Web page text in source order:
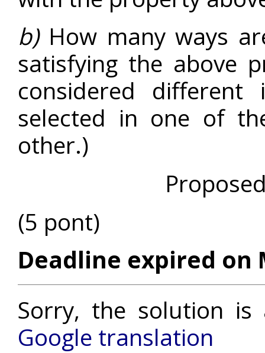
b)How many ways
satisfying the above
considered
selected in one of
other.)
(5 pont)
Deadline expired on
Sorry, the solution is
Google translation